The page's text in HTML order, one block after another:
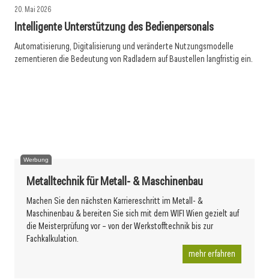
20. Mai 2026
Intelligente Unterstützung des Bedienpersonals
Automatisierung, Digitalisierung und veränderte Nutzungsmodelle
zementieren die Bedeutung von Radladern auf Baustellen langfristig ein.
Werbung
Metalltechnik für Metall- & Maschinenbau
Machen Sie den nächsten Karriereschritt im Metall- &
Maschinenbau & bereiten Sie sich mit dem WIFI Wien gezielt auf
die Meisterprüfung vor – von der Werkstofftechnik bis zur
Fachkalkulation.
mehr erfahren